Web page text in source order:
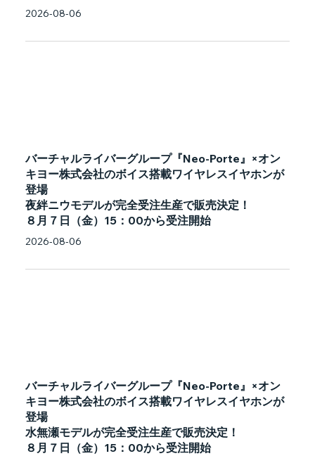
2026-08-06
バーチャルライバーグループ『Neo-Porte』×オン
キヨー株式会社のボイス搭載ワイヤレスイヤホンが
登場
夜絆ニウモデルが完全受注生産で販売決定！
８月７日（金）15：00から受注開始
2026-08-06
バーチャルライバーグループ『Neo-Porte』×オン
キヨー株式会社のボイス搭載ワイヤレスイヤホンが
登場
水無瀬モデルが完全受注生産で販売決定！
８月７日（金）15：00から受注開始